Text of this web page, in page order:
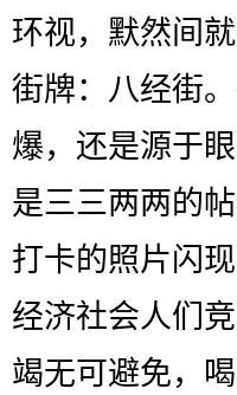
环视，默然间
街牌：八经街
爆，还是源于
是三三两两的
打卡的照片闪
经济社会人们
竭无可避免，